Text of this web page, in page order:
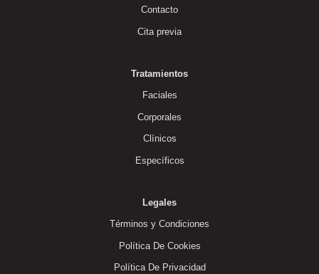
Contacto
Cita previa
Tratamientos
Faciales
Corporales
Clínicos
Específicos
Legales
Términos y Condiciones
Política De Cookies
Política De Privacidad